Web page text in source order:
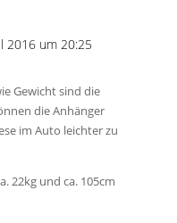
2016 um 20:25
Gewicht sind die
die Anhänger
im Auto leichter zu
22kg und ca. 105cm